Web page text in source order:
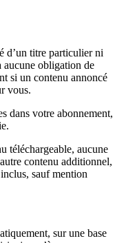
d’un titre particulier ni
aucune obligation de
si un contenu annoncé
vous.
dans votre abonnement,
téléchargeable, aucune
contenu additionnel,
sauf mention
sur une base